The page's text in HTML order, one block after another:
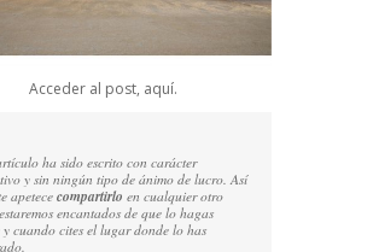
Acceder al post, aquí.
ha sido escrito con carácter
y sin ningún tipo de ánimo de lucro. Así
apetececompartirlo en cualquier otro
encantados de que lo hagas
y cuando cites el lugar donde lo has